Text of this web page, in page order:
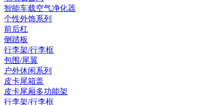
智能车载空气净化器
个性外饰系列
前后杠
侧踏板
行李架/行李框
包围/尾翼
户外休闲系列
皮卡尾箱盖
皮卡尾厢多功能架
行李架/行李框